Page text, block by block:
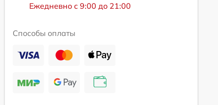
Ежедневно с 9:00 до 21:00
Способы оплаты